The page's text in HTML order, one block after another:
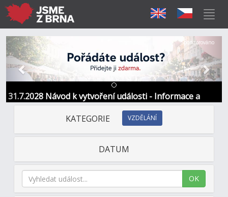
31.7.2028 Návod k vytvoření události - Informace a
kontakt
Předchozí Další
Sponzorováno
KATEGORIE VZDĚLÁNÍ
DATUM
OK